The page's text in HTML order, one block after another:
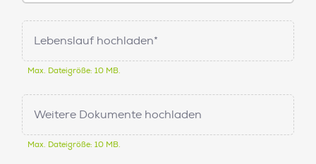
Lebenslauf hochladen*
Max. Dateigröße: 10 MB.
Weitere Dokumente hochladen
Max. Dateigröße: 10 MB.